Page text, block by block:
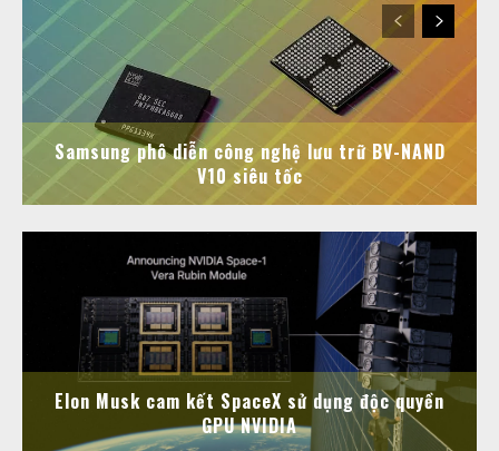
Samsung phô diễn công nghệ lưu trữ BV-NAND
V10 siêu tốc
Elon Musk cam kết SpaceX sử dụng độc quyền
GPU NVIDIA